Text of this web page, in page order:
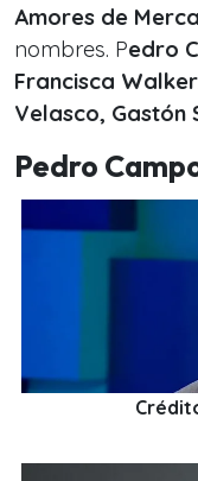
Amores de
nombres. Pedro
Francisca
Velasco, Gastón
Pedro